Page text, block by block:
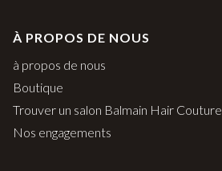
À PROPOS DE NOUS
à propos de nous
Boutique
Trouver un salon Balmain Hair Couture
Nos engagements